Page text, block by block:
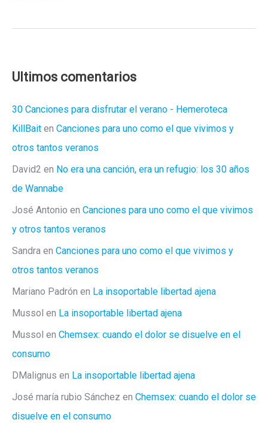
de
Tóxico
con
Castellanos
Ultimos comentarios
30 Canciones para disfrutar el verano - Hemeroteca
KillBait en Canciones para uno como el que vivimos y
otros tantos veranos
David2 en No era una canción, era un refugio: los 30 años
de Wannabe
José Antonio en Canciones para uno como el que vivimos
y otros tantos veranos
Sandra en Canciones para uno como el que vivimos y
otros tantos veranos
Mariano Padrón en La insoportable libertad ajena
Mussol en La insoportable libertad ajena
Mussol en Chemsex: cuando el dolor se disuelve en el
consumo
DMalignus en La insoportable libertad ajena
José maría rubio Sánchez en Chemsex: cuando el dolor se
disuelve en el consumo